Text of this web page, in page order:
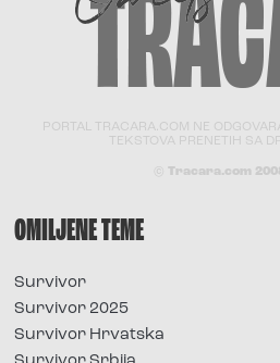
PORTAL TRACARA.COM NE
TEKSTOVA PRENETIH SA
© Tracara.com
OMILJENE TEME
Survivor
Survivor 2025
Survivor Hrvatska